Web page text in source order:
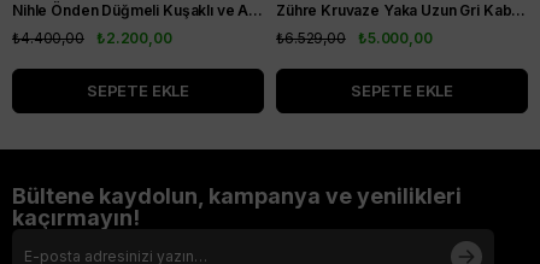
Nihle Önden Düğmeli Kuşaklı ve Astarlı Bayan Kaşe Kaban Açık Kahve
₺2.200,00
₺4.400,00
SEPETE EKLE
Zühre Kruvaze Yaka Uzun Gri Kaban 13570
₺5.000,00
₺6.529,00
SEPETE EKLE
Bültene kaydolun, kampanya ve yenilikleri
kaçırmayın!